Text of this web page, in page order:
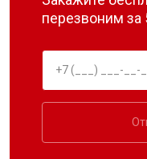
перезвоним за